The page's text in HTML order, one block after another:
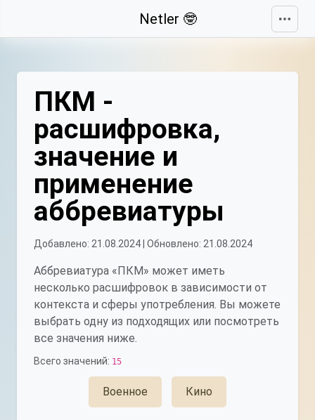
Netler 🤓
ПКМ -
расшифровка,
значение и
применение
аббревиатуры
Добавлено: 21.08.2024 | Обновлено: 21.08.2024
Аббревиатура «ПКМ» может иметь
несколько расшифровок в зависимости от
контекста и сферы употребления. Вы можете
выбрать одну из подходящих или посмотреть
все значения ниже.
Всего значений: 15
Военное Кино